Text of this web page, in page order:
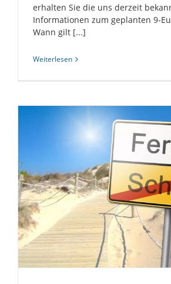
erhalten Sie die uns derzeit
Informationen zum geplanten 9-
Wann gilt [...]
Weiterlesen